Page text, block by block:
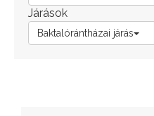
Járások
Baktalórántházai járás